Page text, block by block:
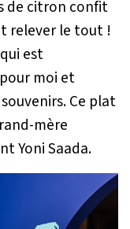
de citron confit
relever le tout !
est
moi et
Ce plat
mère
Yoni Saada.